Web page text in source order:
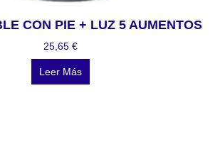
CON PIE + LUZ 5 AUMENTOS
25,65 €
Leer Más